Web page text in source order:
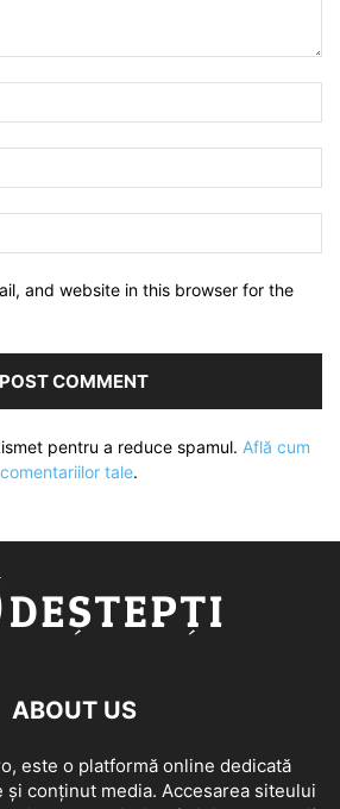
and website in this browser for the
pentru a reduce spamul. Află cum
tale.
ABOUT US
este o platformă online dedicată
conținut media. Accesarea siteului